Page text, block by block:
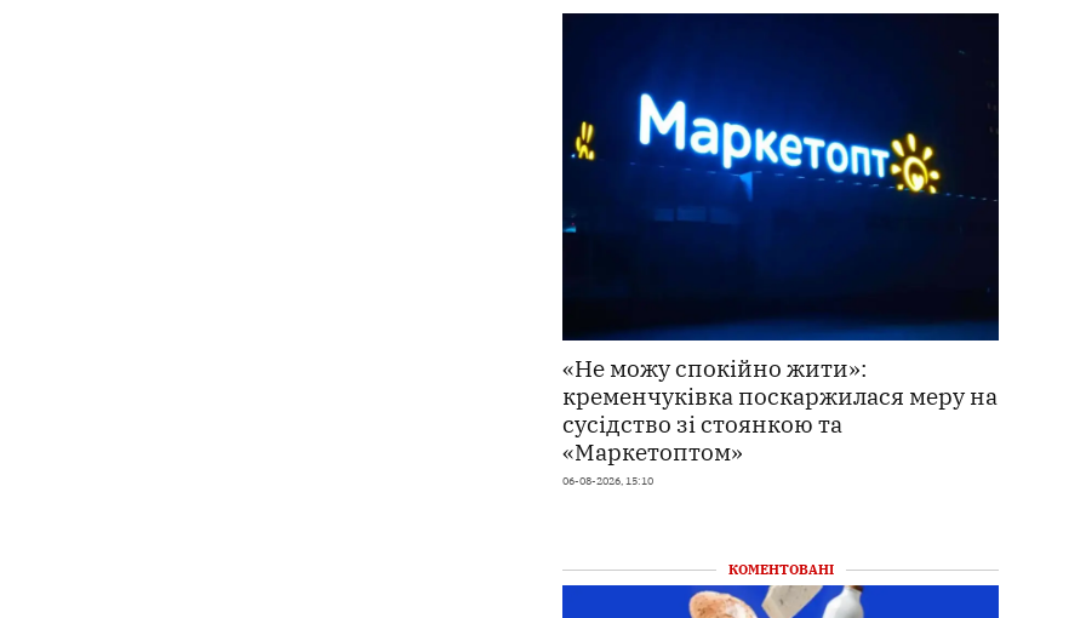
«Не можу спокійно жити»:
кременчуківка поскаржилася меру на
сусідство зі стоянкою та
«Маркетоптом»
06-08-2026, 15:10
КОМЕНТОВАНІ